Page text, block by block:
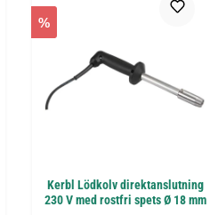
%
Kerbl Lödkolv direktanslutning
230 V med rostfri spets Ø 18 mm